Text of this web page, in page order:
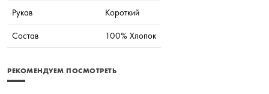
Рукав
Короткий
Состав
100% Хлопок
РЕКОМЕНДУЕМ ПОСМОТРЕТЬ